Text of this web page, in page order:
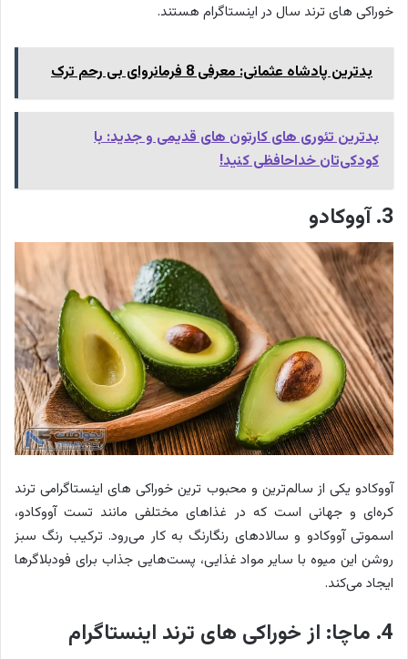
خوراکی های ترند سال در اینستاگرام هستند.
بدترین پادشاه عثمانی: معرفی 8 فرمانروای بی رحم ترک
بدترین تئوری های کارتون‌ های قدیمی و جدید: با
کودکی‌تان خداحافظی کنید!
3. آووکادو
آووکادو یکی از سالم‌ترین و محبوب ترین خوراکی های اینستاگرامی ترند
کره‌ای و جهانی است که در غذاهای مختلفی مانند تست آووکادو،
اسموتی آووکادو و سالادهای رنگارنگ به کار می‌رود. ترکیب رنگ سبز
روشن این میوه با سایر مواد غذایی، پست‌هایی جذاب برای فودبلاگرها
ایجاد می‌کند.
4. ماچا: از خوراکی های ترند اینستاگرام